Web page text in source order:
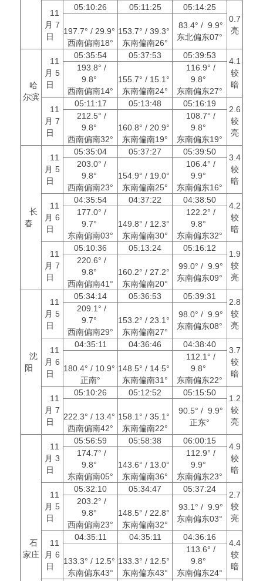
11
月 7
日
05:10:26 05:11:25
05:14:25
0.7
亮
197.7° / 29.9°
西南偏南18°
153.7° / 39.3°
东南偏南26°
83.4° / 9.9°
东北偏东07°
哈
尔滨
11
月 5
日
05:35:54 05:37:53 05:39:53
4.1
较
暗
193.8° /
9.8°
西南偏南14°
155.7° / 15.1°
东南偏南24°
116.9° /
9.8°
东南偏东27°
11
月 7
日
05:11:17 05:13:48 05:16:19
2.6
较
亮
212.5° /
9.8°
西南偏南32°
160.8° / 20.9°
东南偏南19°
108.7° /
9.8°
东南偏东19°
长
春
11
月 5
日
05:35:04 05:37:27 05:39:50
3.4
较
暗
203.0° /
9.8°
西南偏南23°
154.9° / 19.0°
东南偏南25°
106.4° /
9.9°
东南偏东16°
11
月 6
日
04:35:54 04:37:22 04:38:50
4.2
较
暗
177.0° /
9.7°
东南偏南03°
149.8° / 12.3°
东南偏南30°
122.2° /
9.8°
东南偏东32°
11
月 7
日
05:10:36 05:13:24 05:16:12
1.9
较
亮
220.6° /
9.8°
西南偏南41°
160.2° / 27.2°
东南偏南20°
99.0° / 9.9°
东南偏东09°
沈
阳
11
月 5
日
05:34:14 05:36:53 05:39:31
2.8
较
亮
209.1° /
9.7°
西南偏南29°
153.2° / 23.1°
东南偏南27°
98.0° / 9.9°
东南偏东08°
11
月 6
日
04:35:11 04:36:46 04:38:40
3.7
较
暗
180.4° / 10.9°
正南°
148.5° / 14.5°
东南偏南31°
112.1° /
9.8°
东南偏东22°
11
月 7
日
05:10:26 05:12:52 05:15:50
1.2
较
亮
222.3° / 13.4°
西南偏南42°
158.1° / 35.1°
东南偏南22°
90.5° / 9.9°
正东°
石
家庄
11
月 3
日
05:56:59 05:58:38 06:00:15
4.9
较
暗
174.7° /
9.8°
东南偏南05°
143.6° / 13.0°
东南偏南36°
112.9° /
9.9°
东南偏东23°
11
月 5
日
05:32:10 05:34:47 05:37:24
2.7
较
亮
203.2° /
9.8°
西南偏南23°
148.5° / 22.8°
东南偏南32°
93.1° / 9.9°
东南偏东03°
11
月 6
日
04:35:11 04:35:11 04:36:16
4.4
较
暗
133.3° / 12.5°
东南偏东43°
133.3° / 12.5°
东南偏东43°
113.6° /
9.8°
东南偏东24°